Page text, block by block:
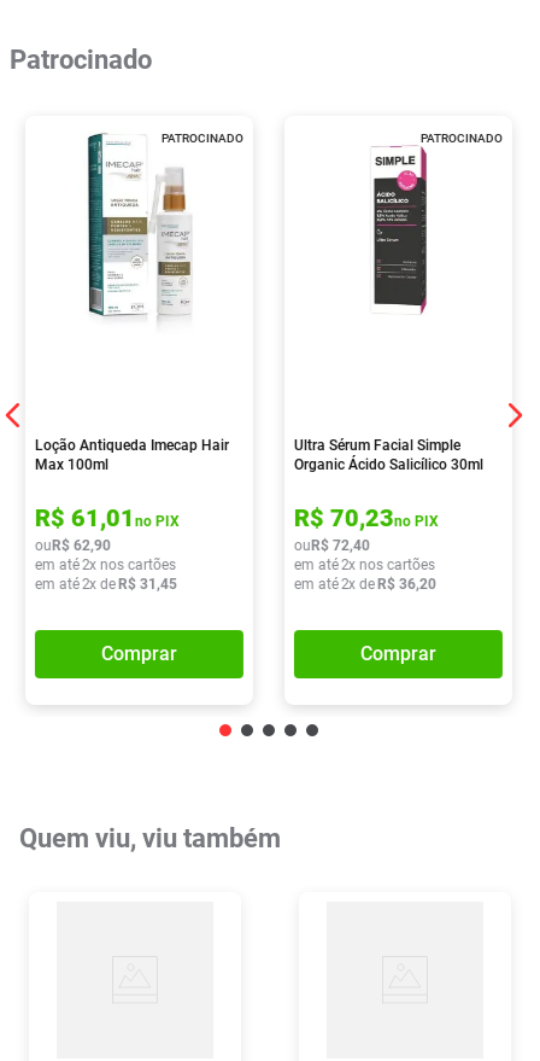
Patrocinado
PATROCINADO
Loção Antiqueda Imecap Hair
Max 100ml
R$ 61,01 no PIX
ou R$ 62,90
em até2x nos cartões
em até2x de R$ 31 ,45
Comprar
PATROCINADO
Ultra Sérum Facial Simple
Organic Ácido Salicílico 30ml
R$ 70,23no PIX
ou R$ 72,40
em até2x nos cartões
em até2x de R$ 36,20
Comprar
Quem viu, viu também